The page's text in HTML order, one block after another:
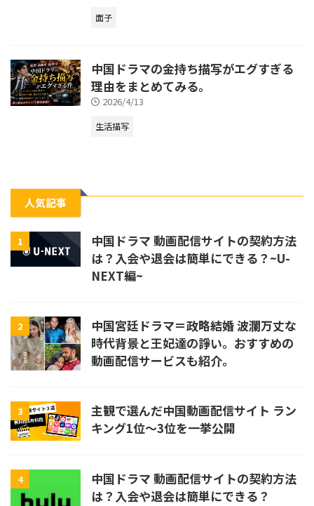
面子
中国ドラマの金持ち描写がエグすぎる
理由をまとめてみる。
2026/4/13
生活描写
人気記事
1
中国ドラマ 動画配信サイトの契約方法
は？入会や退会は簡単にできる？~U-
NEXT編~
2
中国宮廷ドラマ＝政略結婚 波瀾万丈な
時代背景と王妃達の諍い。おすすめの
動画配信サービスも紹介。
3
主観で選んだ中国動画配信サイト ラン
キング1位〜3位を一挙公開
4
中国ドラマ 動画配信サイトの契約方法
は？入会や退会は簡単にできる？